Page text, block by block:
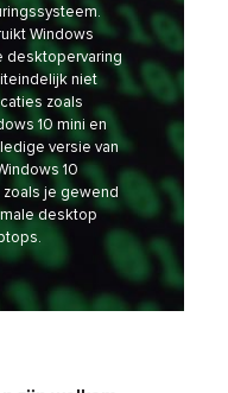
Windows
desktopervaring
niet
zoals
10 mini en
versie van
10
zoals je gewend
desktop